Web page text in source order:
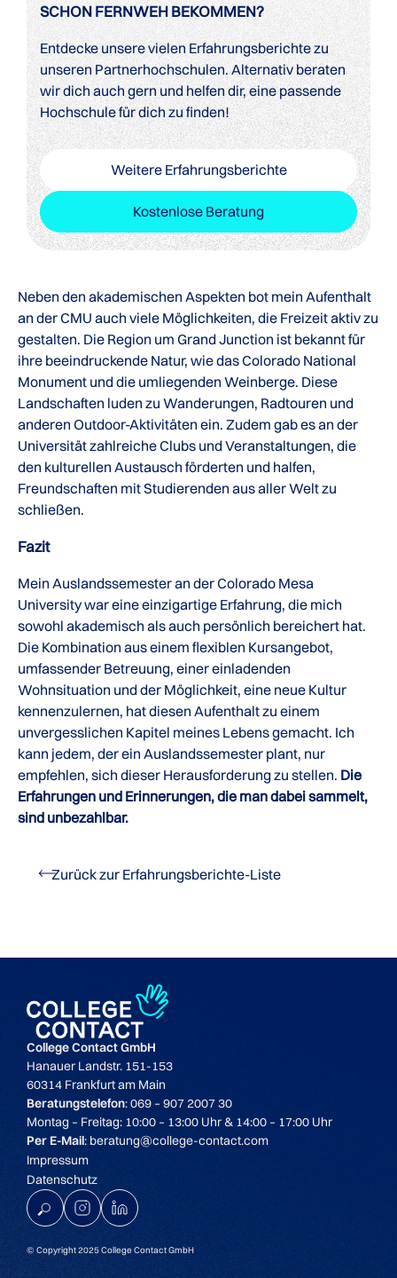
SCHON FERNWEH BEKOMMEN?
Entdecke unsere vielen Erfahrungsberichte zu
unseren Partnerhochschulen. Alternativ beraten
wir dich auch gern und helfen dir, eine passende
Hochschule für dich zu finden!
Weitere Erfahrungsberichte
Kostenlose Beratung
Neben den akademischen Aspekten bot mein Aufenthalt
an der CMU auch viele Möglichkeiten, die Freizeit aktiv zu
gestalten. Die Region um Grand Junction ist bekannt für
ihre beeindruckende Natur, wie das Colorado National
Monument und die umliegenden Weinberge. Diese
Landschaften luden zu Wanderungen, Radtouren und
anderen Outdoor-Aktivitäten ein. Zudem gab es an der
Universität zahlreiche Clubs und Veranstaltungen, die
den kulturellen Austausch förderten und halfen,
Freundschaften mit Studierenden aus aller Welt zu
schließen.
Fazit
Mein Auslandssemester an der Colorado Mesa
University war eine einzigartige Erfahrung, die mich
sowohl akademisch als auch persönlich bereichert hat.
Die Kombination aus einem flexiblen Kursangebot,
umfassender Betreuung, einer einladenden
Wohnsituation und der Möglichkeit, eine neue Kultur
kennenzulernen, hat diesen Aufenthalt zu einem
unvergesslichen Kapitel meines Lebens gemacht. Ich
kann jedem, der ein Auslandssemester plant, nur
empfehlen, sich dieser Herausforderung zu stellen. Die
Erfahrungen und Erinnerungen, die man dabei sammelt,
sind unbezahlbar.
Zurück zur Erfahrungsberichte-Liste
College Contact GmbH
Hanauer Landstr. 151-153
60314 Frankfurt am Main
Beratungstelefon: 069 – 907 2007 30
Montag – Freitag: 10:00 – 13:00 Uhr & 14:00 – 17:00 Uhr
Per E-Mail: beratung@college-contact.com
Impressum
Datenschutz
© Copyright 2025 College Contact GmbH